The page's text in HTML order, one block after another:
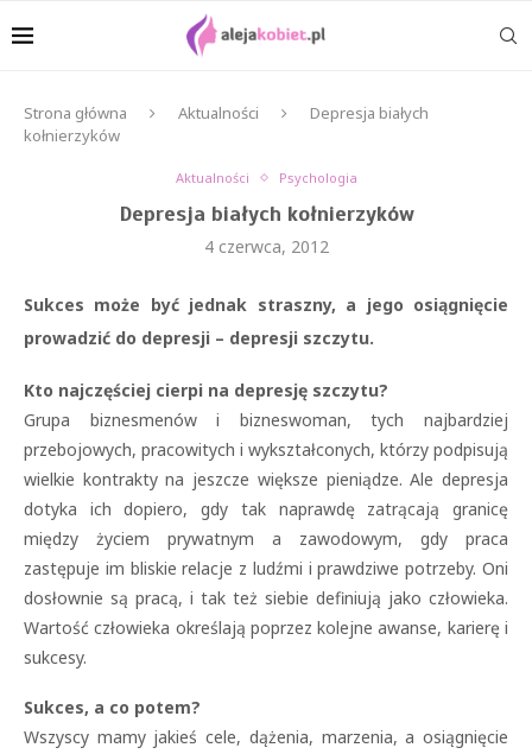
Strona główna Aktualności
Depresja białych
kołnierzyków
Aktualności Psychologia
Depresja białych kołnierzyków
4 czerwca, 2012
Sukces może być jednak straszny, a jego osiągnięcie
prowadzić do depresji – depresji szczytu.
Kto najczęściej cierpi na depresję szczytu?
Grupa biznesmenów i bizneswoman, tych najbardziej
przebojowych, pracowitych i wykształconych, którzy podpisują
wielkie kontrakty na jeszcze większe pieniądze. Ale depresja
dotyka ich dopiero, gdy tak naprawdę zatrącają granicę
między życiem prywatnym a zawodowym, gdy praca
zastępuje im bliskie relacje z ludźmi i prawdziwe potrzeby. Oni
dosłownie są pracą, i tak też siebie definiują jako człowieka.
Wartość człowieka określają poprzez kolejne awanse, karierę i
sukcesy.
Sukces, a co potem?
Wszyscy mamy jakieś cele, dążenia, marzenia, a osiągnięcie